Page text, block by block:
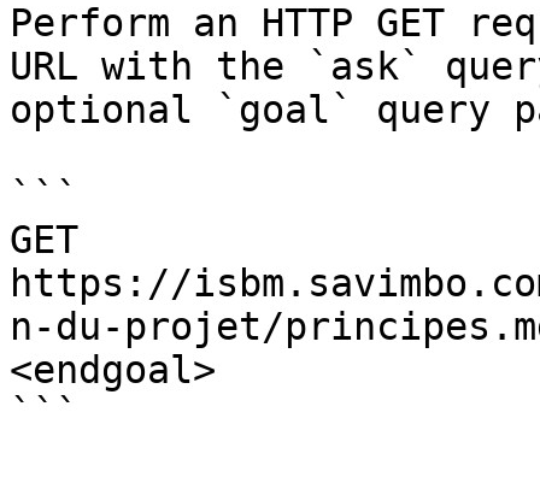
Perform an HTTP GET
URL with the `ask`
optional `goal` query
```
GET
https://
n-du-projet/
<endgoal>
```